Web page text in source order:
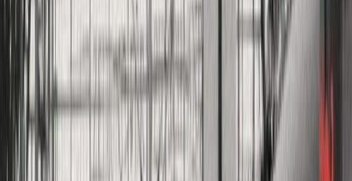
AudiobooksPodcasts
Σύνδεση